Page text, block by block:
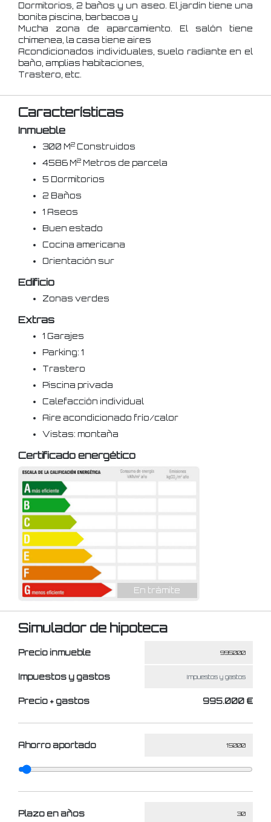
Dormitorios, 2 baños y un aseo. El jardín tiene una
bonita piscina, barbacoa y
Mucha zona de aparcamiento. El salón tiene
chimenea, la casa tiene aires
Acondicionados individuales, suelo radiante en el
baño, amplias habitaciones,
Trastero, etc.
Características
Inmueble
300 M2 Construidos
4586 M2 Metros de parcela
5 Dormitorios
2 Baños
1 Aseos
Buen estado
Cocina americana
Orientación sur
Edificio
Zonas verdes
Extras
1 Garajes
Parking: 1
Trastero
Piscina privada
Calefacción individual
Aire acondicionado frío/calor
Vistas: montaña
Certificado energético
En trámite
Simulador de hipoteca
Precio inmueble
Impuestos y gastos
Precio + gastos 995.000 €
Ahorro aportado
Plazo en años